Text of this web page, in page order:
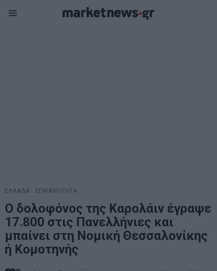
ΕΛΛΑΔΑ ΕΠΙΚΑΙΡΟΤΗΤΑ
Ο δολοφόνος της Καρολάιν έγραψε
17.800 στις Πανελλήνιες και
μπαίνει στη Νομική Θεσσαλονίκης
ή Κομοτηνής